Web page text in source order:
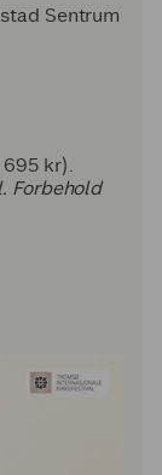
Sentrum
kr).
Forbehold